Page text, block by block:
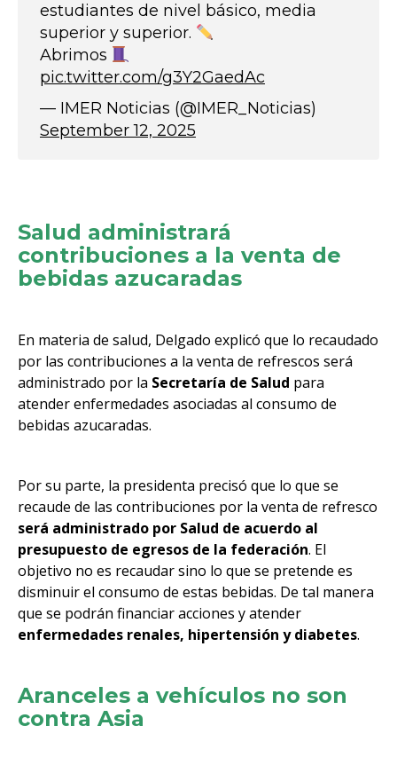
estudiantes de nivel básico, media
superior y superior.
Abrimos
pic.twitter.com/g3Y2GaedAc
— IMER Noticias (@IMER_Noticias)
September 12, 2025
Salud administrará
contribuciones a la venta de
bebidas azucaradas
En materia de salud, Delgado explicó que lo recaudado
por las contribuciones a la venta de refrescos será
administrado por la Secretaría de Salud para
atender enfermedades asociadas al consumo de
bebidas azucaradas.
Por su parte, la presidenta precisó que lo que se
recaude de las contribuciones por la venta de refresco
será administrado por Salud de acuerdo al
presupuesto de egresos de la federación. El
objetivo no es recaudar sino lo que se pretende es
disminuir el consumo de estas bebidas. De tal manera
que se podrán financiar acciones y atender
enfermedades renales, hipertensión y diabetes.
Aranceles a vehículos no son
contra Asia